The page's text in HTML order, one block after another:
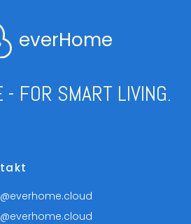
everHome
- FOR SMART LIVING.
@everhome.cloud
@everhome.cloud